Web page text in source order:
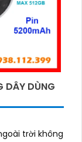
DÂY DÙNG
trời không